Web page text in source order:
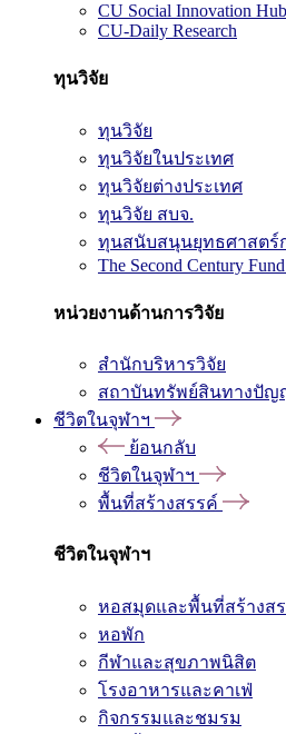
CU Social Innovation Hub
CU-Daily Research
ทุนวิจัย
ทุนวิจัย
ทุนวิจัยในประเทศ
ทุนวิจัยต่างประเทศ
ทุนวิจัย สบจ.
ทุนสนับสนุนยุทธศาสตร์
The Second Century
หน่วยงานด้านการวิจัย
สำนักบริหารวิจัย
สถาบันทรัพย์สินทางปัญ
ชีวิตในจุฬาฯ
ย้อนกลับ
ชีวิตในจุฬาฯ
พื้นที่สร้างสรรค์
ชีวิตในจุฬาฯ
หอสมุดและพื้นที่สร้างส
หอพัก
กีฬาและสุขภาพนิสิต
โรงอาหารและคาเฟ่
กิจกรรมและชมรม